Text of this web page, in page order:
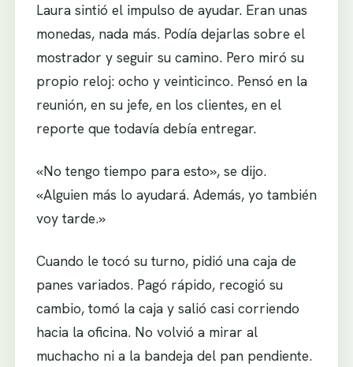
Laura sintió el impulso de ayudar. Eran unas
monedas, nada más. Podía dejarlas sobre el
mostrador y seguir su camino. Pero miró su
propio reloj: ocho y veinticinco. Pensó en la
reunión, en su jefe, en los clientes, en el
reporte que todavía debía entregar.
«No tengo tiempo para esto», se dijo.
«Alguien más lo ayudará. Además, yo también
voy tarde.»
Cuando le tocó su turno, pidió una caja de
panes variados. Pagó rápido, recogió su
cambio, tomó la caja y salió casi corriendo
hacia la oficina. No volvió a mirar al
muchacho ni a la bandeja del pan pendiente.